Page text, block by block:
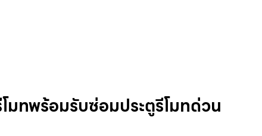
มทพร้อมรับซ่อมประตูรีโมทด่วน